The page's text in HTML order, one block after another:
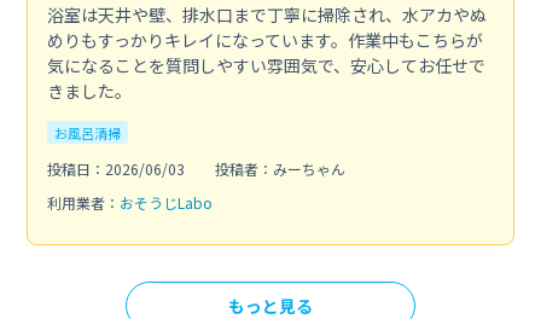
浴室は天井や壁、排水口まで丁寧に掃除され、水アカやぬ
めりもすっかりキレイになっています。作業中もこちらが
気になることを質問しやすい雰囲気で、安心してお任せで
きました。
お風呂清掃
投稿日：2026/06/03
投稿者：みーちゃん
利用業者： おそうじLabo
もっと見る